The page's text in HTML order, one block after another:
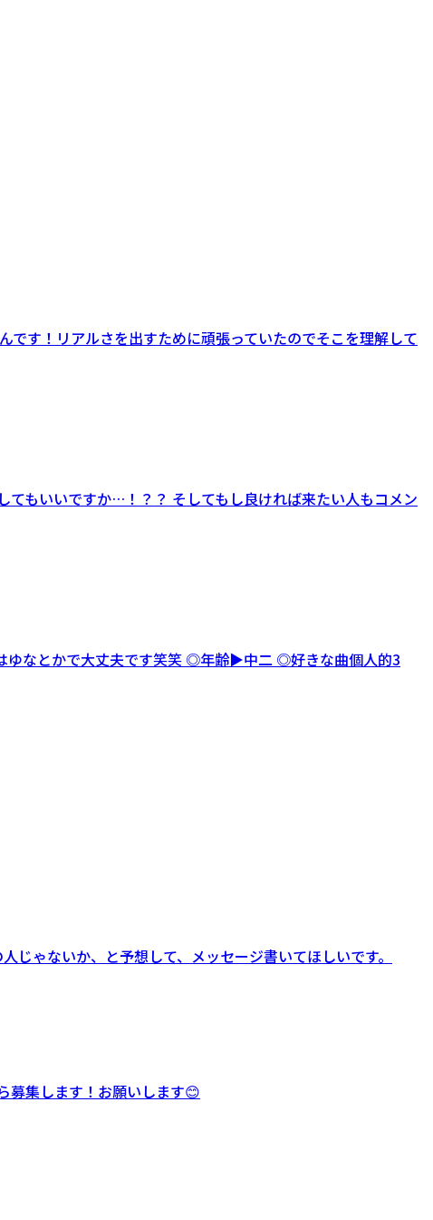
す！リアルさを出すために頑張っていたのでそこを理解して
もいいですか…！？？ そしてもし良ければ来たい人もコメン
ゆなとかで大丈夫です笑笑 ◎年齢▶︎中二 ◎好きな曲個人的3
じゃないか、と予想して、メッセージ書いてほしいです。
募集します！お願いします😊